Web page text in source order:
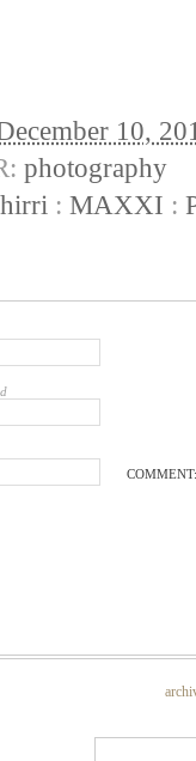
10,
photography
: MAXXI :